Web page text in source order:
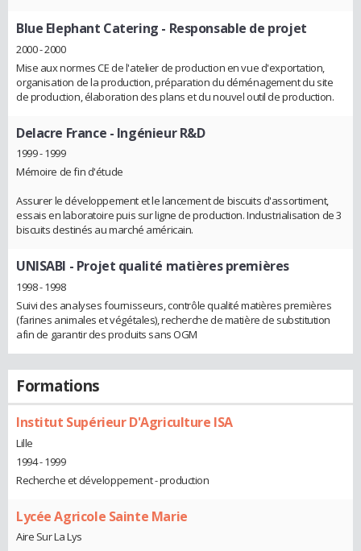
Blue Elephant Catering - Responsable de projet
2000 - 2000
Mise aux normes CE de l'atelier de production en vue d'exportation,
organisation de la production, préparation du déménagement du site
de production, élaboration des plans et du nouvel outil de production.
Delacre France - Ingénieur R&D
1999 - 1999
Mémoire de fin d'étude
Assurer le développement et le lancement de biscuits d'assortiment,
essais en laboratoire puis sur ligne de production. Industrialisation de 3
biscuits destinés au marché américain.
UNISABI - Projet qualité matières premières
1998 - 1998
Suivi des analyses fournisseurs, contrôle qualité matières premières
(farines animales et végétales), recherche de matière de substitution
afin de garantir des produits sans OGM
Formations
Institut Supérieur D'Agriculture ISA
Lille
1994 - 1999
Recherche et développement - production
Lycée Agricole Sainte Marie
Aire Sur La Lys